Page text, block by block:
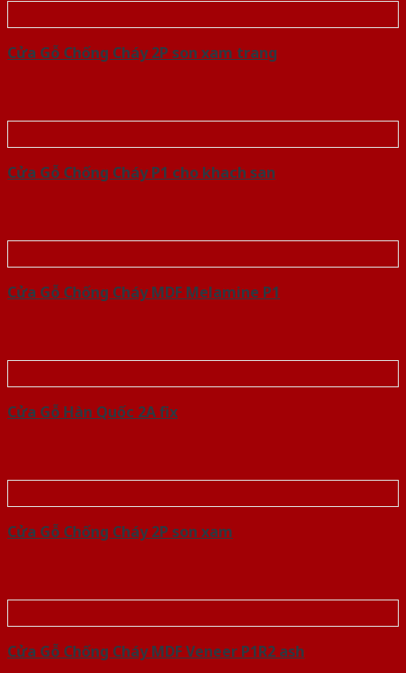
Cửa Gỗ Chống Cháy 2P son xam trang
Cửa Gỗ Chống Cháy P1 cho khach san
Cửa Gỗ Chống Cháy MDF Melamine P1
Cửa Gỗ Hàn Quốc 2A fix
Cửa Gỗ Chống Cháy 2P son xam
Cửa Gỗ Chống Cháy MDF Veneer P1R2 ash